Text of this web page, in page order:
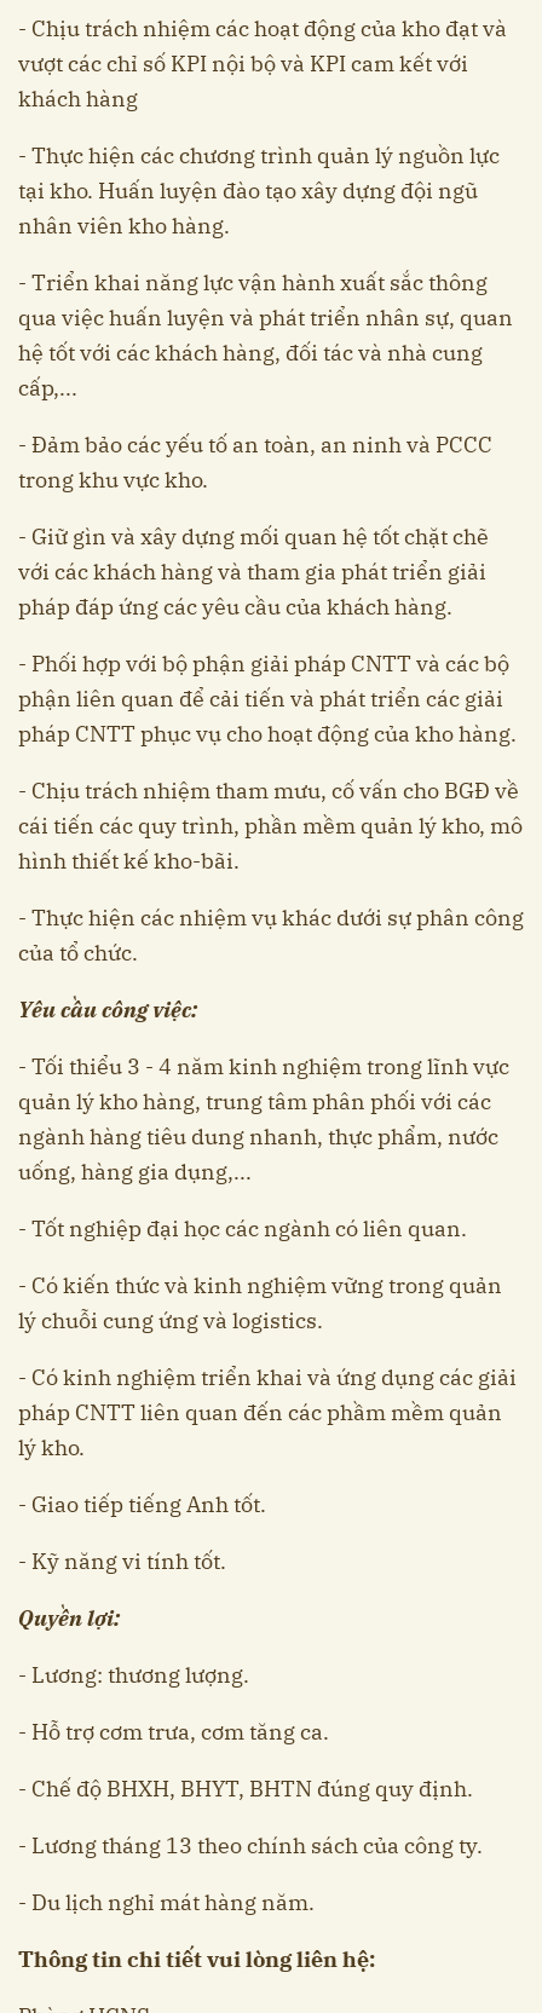
- Chịu trách nhiệm các hoạt động của kho đạt và
vượt các chỉ số KPI nội bộ và KPI cam kết với
khách hàng
- Thực hiện các chương trình quản lý nguồn lực
tại kho. Huấn luyện đào tạo xây dựng đội ngũ
nhân viên kho hàng.
- Triển khai năng lực vận hành xuất sắc thông
qua việc huấn luyện và phát triển nhân sự, quan
hệ tốt với các khách hàng, đối tác và nhà cung
cấp,...
- Đảm bảo các yếu tố an toàn, an ninh và PCCC
trong khu vực kho.
- Giữ gìn và xây dựng mối quan hệ tốt chặt chẽ
với các khách hàng và tham gia phát triển giải
pháp đáp ứng các yêu cầu của khách hàng.
- Phối hợp với bộ phận giải pháp CNTT và các bộ
phận liên quan để cải tiến và phát triển các giải
pháp CNTT phục vụ cho hoạt động của kho hàng.
- Chịu trách nhiệm tham mưu, cố vấn cho BGĐ về
cái tiến các quy trình, phần mềm quản lý kho, mô
hình thiết kế kho-bãi.
- Thực hiện các nhiệm vụ khác dưới sự phân công
của tổ chức.
Yêu cầu công việc:
- Tối thiểu 3 - 4 năm kinh nghiệm trong lĩnh vực
quản lý kho hàng, trung tâm phân phối với các
ngành hàng tiêu dung nhanh, thực phẩm, nước
uống, hàng gia dụng,...
- Tốt nghiệp đại học các ngành có liên quan.
- Có kiến thức và kinh nghiệm vững trong quản
lý chuỗi cung ứng và logistics.
- Có kinh nghiệm triển khai và ứng dụng các giải
pháp CNTT liên quan đến các phầm mềm quản
lý kho.
- Giao tiếp tiếng Anh tốt.
- Kỹ năng vi tính tốt.
Quyền lợi:
- Lương: thương lượng.
- Hỗ trợ cơm trưa, cơm tăng ca.
- Chế độ BHXH, BHYT, BHTN đúng quy định.
- Lương tháng 13 theo chính sách của công ty.
- Du lịch nghỉ mát hàng năm.
Thông tin chi tiết vui lòng liên hệ: